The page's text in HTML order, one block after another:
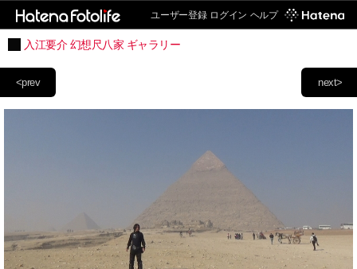
ユーザー登録 ログイン ヘルプ
入江要介 幻想尺八家 ギャラリー
next>
<prev